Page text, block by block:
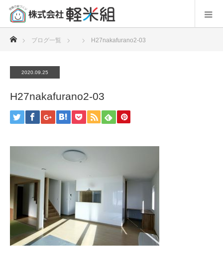
ブログ一覧 H27nakafurano2-03
2020.09.25
H27nakafurano2-03